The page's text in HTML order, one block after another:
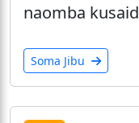
naomba
Soma Jibu